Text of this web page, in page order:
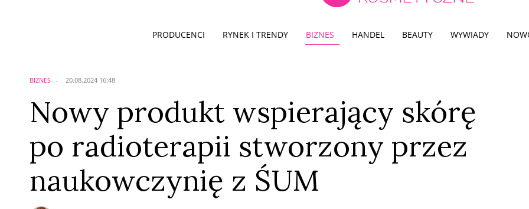
PRODUCENCI RYNEK I TRENDY BIZNES HANDEL BEAUTY WYWIADY
BIZNES 20.08.2024 16:48
Nowy produkt wspierający skórę
po radioterapii stworzony przez
naukowczynię z ŚUM